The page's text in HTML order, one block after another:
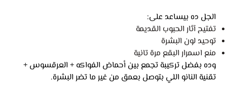
الجل ده بيساعد على:
تفتيح آثار الحبوب القديمة
توحيد لون البشرة
منع اسمرار البقع مرة تانية
وده بفضل تركيبة تجمع بين أحماض الفواكه + العرقسوس +
تقنية النانو اللي بتوصل بعمق من غير ما تضر البشرة.